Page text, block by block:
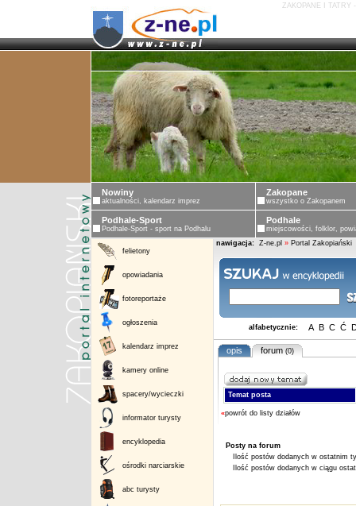
ZAKOPANE I TATRY
Nowiny
aktualności, kalendarz imprez
Zakopane
wszystko o Zakopanem
Podhale-Sport
Podhale-Sport - sport na Podhalu
Podhale
miejscowości, folklor,
felietony
opowiadania
fotoreportaże
ogłoszenia
kalendarz imprez
kamery online
spacery/wycieczki
informator turysty
encyklopedia
ośrodki narciarskie
abc turysty
nawigacja: Z-ne.pl » Portal Zakopiański
alfabetycznie: A B C Ć
opis forum (0)
Temat posta
«powrót do listy działów
Posty na forum
Ilość postów dodanych w ostatnim
Ilość postów dodanych w ciągu